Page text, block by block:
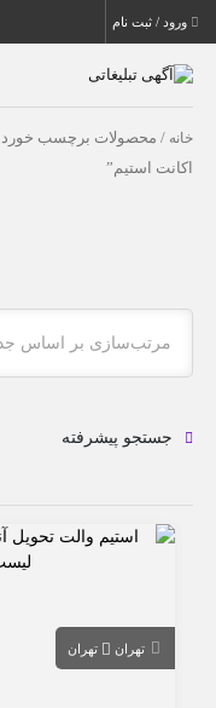
ورود / ثبت نام
خانه / محصولات برچسب خورده
اکانت استیم”
مرتب‌سازی بر اساس
جستجو پیشرفته
تهران تهران